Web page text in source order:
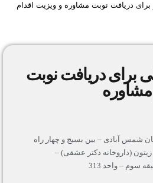
دریافت نوبت مشاوره و ویزیت اقدام
برای دریافت نوبت
شمس آبادی – بین بسیج و چهار راه
(داروخانه دکتر عشقی) –
– واحد 313